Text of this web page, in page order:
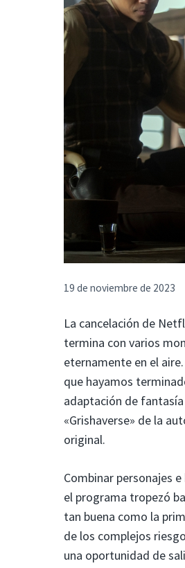
19 de noviembre de 2023
La cancelación de
termina con varios
eternamente en el
que hayamos
adaptación de
«Grishaverse» de la
original.
Combinar personajes
el programa tropezó
tan buena como la
de los complejos
una oportunidad de